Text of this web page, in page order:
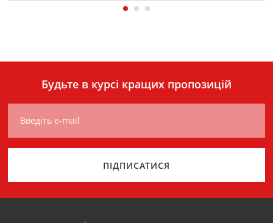
Будьте в курсі кращих пропозицій
Введіть e-mail
ПІДПИСАТИСЯ